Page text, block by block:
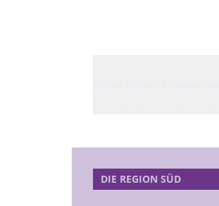
DIE REGION SÜD